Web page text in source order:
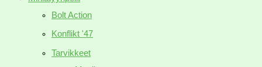
Bolt Action
Konflikt '47
Tarvikkeet